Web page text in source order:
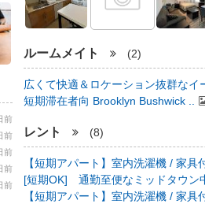
前
前
前
前
前
ルームメイト (2)
広くて快適＆ロケーション抜群なイ
短期滞在者向 Brooklyn Bushwick ..
レント (8)
【短期アパート】室内洗濯機 / 家具
[短期OK] 通勤至便なミッドタウン
【短期アパート】室内洗濯機 / 家具